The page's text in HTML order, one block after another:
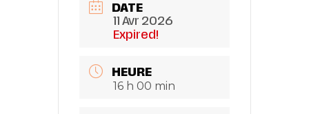
DATE
11 Avr 2026
Expired!
HEURE
16 h 00 min